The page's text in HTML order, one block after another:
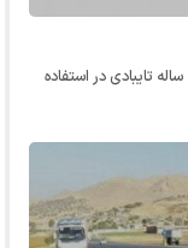
فرمانده انتظامی تایباد گفت: بی احتیاطی دو کودک 10 ساله تایبادی در استفاده